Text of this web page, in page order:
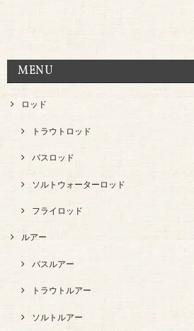
MENU
ロッド
トラウトロッド
バスロッド
ソルトウォーターロッド
フライロッド
ルアー
バスルアー
トラウトルアー
ソルトルアー